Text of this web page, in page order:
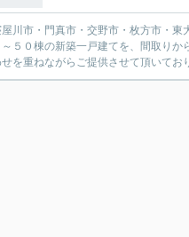
川市・門真市・交野市・枚方市・東
５０棟の新築一戸建てを、間取りか
を重ねながらご提供させて頂いてお